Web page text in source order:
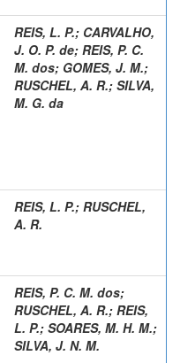
REIS, L. P.; CARVALHO,
J. O. P. de; REIS, P. C.
M. dos; GOMES, J. M.;
RUSCHEL, A. R.; SILVA,
M. G. da
REIS, L. P.; RUSCHEL,
A. R.
REIS, P. C. M. dos;
RUSCHEL, A. R.; REIS,
L. P.; SOARES, M. H. M.;
SILVA, J. N. M.